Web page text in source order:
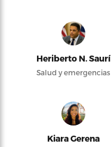
Heriberto N. Saurí
Salud y emergencias
Kiara Gerena